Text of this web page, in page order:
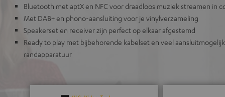
Bluetooth met aptX en NFC voor draadloos muziek streamen in
Met DAB+ en phono-aansluiting voor je vinylverzameling
Speakerset en receiver zijn perfect op elkaar afgestemd
Ready to play met bijbehorende kabelset en veel
randapparatuur